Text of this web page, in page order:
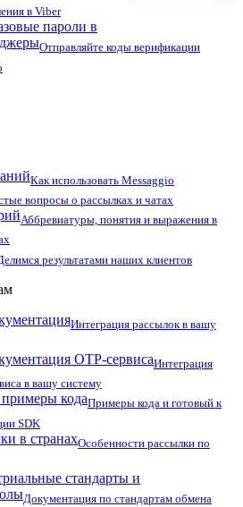
в Viber
пароли в
Отправляйте коды верификации
Как использовать Messaggio
вопросы о рассылках и чатах
Аббревиатуры, понятия и выражения в
результатами наших клиентов
Интеграция рассылок в вашу
OTP-сервисаИнтеграция
в вашу систему
кодаПримеры кода и готовый к
SDK
в странахОсобенности рассылки по
стандарты и
Документация по стандартам обмена